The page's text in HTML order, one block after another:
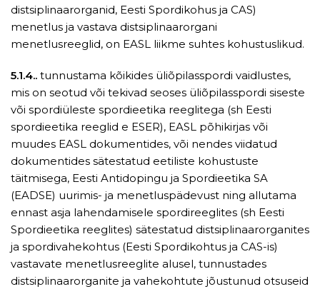
distsiplinaarorganid, Eesti Spordikohus ja CAS)
menetlus ja vastava distsiplinaarorgani
menetlusreeglid, on EASL liikme suhtes kohustuslikud.
5.1.4.. tunnustama kõikides üliõpilasspordi vaidlustes,
mis on seotud või tekivad seoses üliõpilasspordi siseste
või spordiüleste spordieetika reeglitega (sh Eesti
spordieetika reeglid e ESER), EASL põhikirjas või
muudes EASL dokumentides, või nendes viidatud
dokumentides sätestatud eetiliste kohustuste
täitmisega, Eesti Antidopingu ja Spordieetika SA
(EADSE) uurimis- ja menetluspädevust ning allutama
ennast asja lahendamisele spordireeglites (sh Eesti
Spordieetika reeglites) sätestatud distsiplinaarorganites
ja spordivahekohtus (Eesti Spordikohtus ja CAS-is)
vastavate menetlusreeglite alusel, tunnustades
distsiplinaarorganite ja vahekohtute jõustunud otsuseid